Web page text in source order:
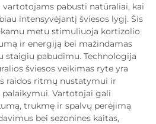
vartotojams pabusti natūraliai, kai
intensyvėjantį šviesos lygį. Šis
metu stimuliuoja kortizolio
ir energiją bei mažindamas
staigiu pabudimu. Technologija
šviesos veikimas ryte yra
raidos ritmų nustatymui ir
Vartotojai gali
trukmę ir spalvų perėjimą
bei sezonines kaitas,